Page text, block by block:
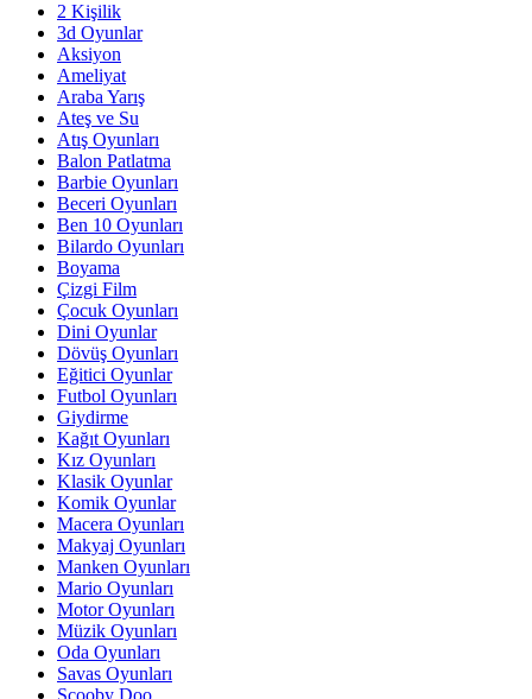
2 Kişilik
3d Oyunlar
Aksiyon
Ameliyat
Araba Yarış
Ateş ve Su
Atış Oyunları
Balon Patlatma
Barbie Oyunları
Beceri Oyunları
Ben 10 Oyunları
Bilardo Oyunları
Boyama
Çizgi Film
Çocuk Oyunları
Dini Oyunlar
Dövüş Oyunları
Eğitici Oyunlar
Futbol Oyunları
Giydirme
Kağıt Oyunları
Kız Oyunları
Klasik Oyunlar
Komik Oyunlar
Macera Oyunları
Makyaj Oyunları
Manken Oyunları
Mario Oyunları
Motor Oyunları
Müzik Oyunları
Oda Oyunları
Savas Oyunları
Scooby Doo